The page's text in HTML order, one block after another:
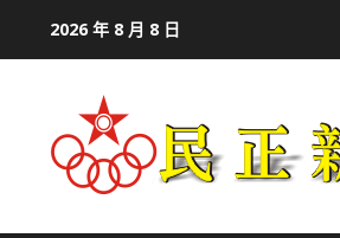
2026 年 8 月 8 日